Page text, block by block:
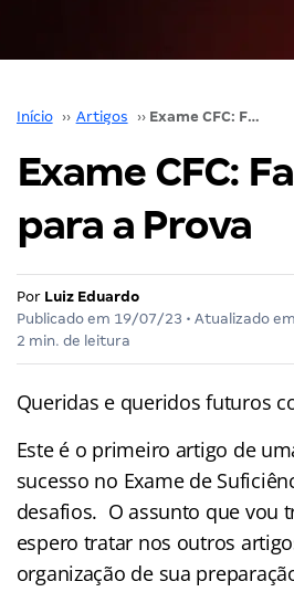
Início ›› Artigos ›› Exame CFC: Fase de Estudo e Preparação para a Prova
Exame CFC:
para a Prova
Por Luiz Eduardo
Publicado em 19/07/23 • Atualizado em
2 min. de leitura
Queridas e queridos futuros
Este é o primeiro artigo de
sucesso no Exame de
desafios. O assunto que vou
espero tratar nos outros
organização de sua